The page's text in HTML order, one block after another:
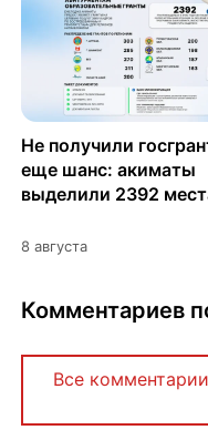
Не получили
еще шанс: акиматы
выделили 2392
8 августа
Комментариев
Все